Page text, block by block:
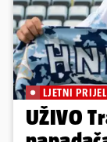
LJETNI
UŽIVO